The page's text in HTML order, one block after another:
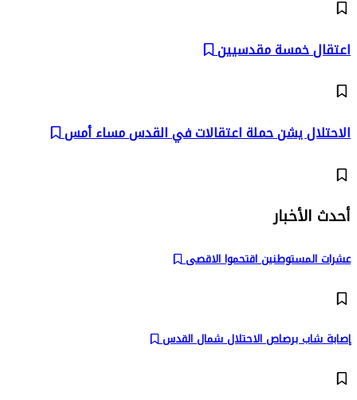
اعتقال خمسة مقدسيين
الاحتلال يشن حملة اعتقالات في القدس مساء أمس
أحدث الأخبار
عشرات المستوطنين اقتحموا الاقصى
إصابة شاب برصاص الاحتلال شمال القدس